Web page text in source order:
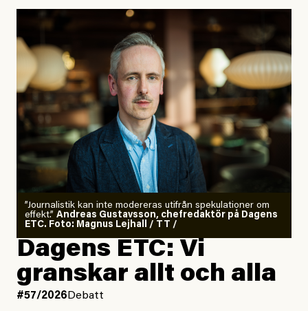
”Journalistik kan inte modereras utifrån spekulationer om
effekt.” Andreas Gustavsson, chefredaktör på Dagens
ETC. Foto: Magnus Lejhall / TT /
Dagens ETC: Vi
granskar allt och alla
#57/2026 Debatt